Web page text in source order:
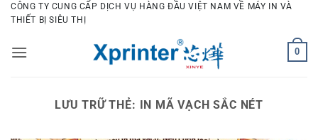
Bỏ
qua
dung
CÔNG TY CUNG CẤP DỊCH VỤ HÀNG ĐẦU VIỆT NAM VỀ MÁY IN VÀ
THIẾT BỊ SIÊU THỊ
0
LƯU TRỮ THẺ: IN MÃ VẠCH SẮC NÉT